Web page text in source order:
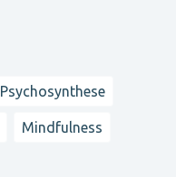
Psychosynthese
Mindfulness